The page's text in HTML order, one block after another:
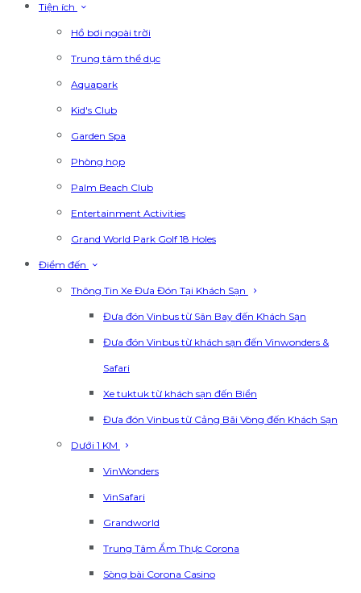
Tiện ích
Hồ bơi ngoài trời
Trung tâm thể dục
Aquapark
Kid's Club
Garden Spa
Phòng họp
Palm Beach Club
Entertainment Activities
Grand World Park Golf 18 Holes
Điểm đến
Thông Tin Xe Đưa Đón Tại Khách Sạn
Đưa đón Vinbus từ Sân Bay đến Khách Sạn
Đưa đón Vinbus từ khách sạn đến Vinwonders &
Safari
Xe tuktuk từ khách sạn đến Biển
Đưa đón Vinbus từ Cảng Bãi Vòng đến Khách Sạn
Dưới 1 KM
VinWonders
VinSafari
Grandworld
Trung Tâm Ẩm Thực Corona
Sòng bài Corona Casino